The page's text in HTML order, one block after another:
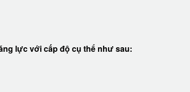
lực với cấp độ cụ thể như sau: